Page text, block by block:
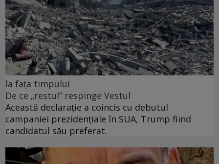
la fața timpului
De ce „restul” respinge Vestul
Această declarație a coincis cu debutul
campaniei prezidențiale în SUA, Trump fiind
candidatul său preferat.